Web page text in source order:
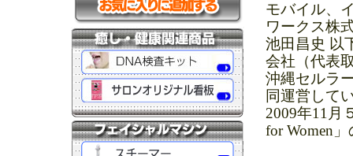
モバイル、
ワークス株
池田昌史 以
会社（代表
沖縄セルラ
同運営して
2009年11月
for Women